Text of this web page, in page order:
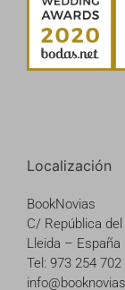
Localización
BookNovias
C/ República
Lleida – España
Tel: 973 254 702